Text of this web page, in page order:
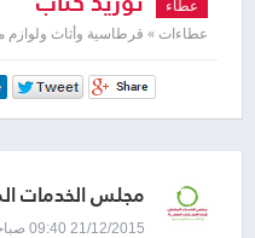
عطاء
عطاءات » قرطاسية وأثاث ولوازم
مجلس الخدمات
21/12/2015 09:40 صباحاً